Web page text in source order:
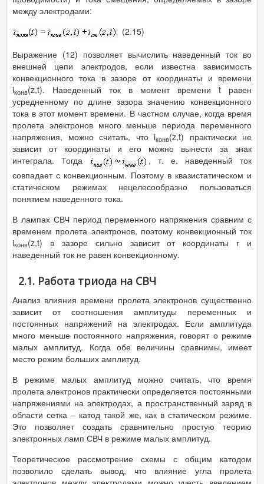
между электродами:
(2.15)
Выражение (12) позволяет вычислить наведенный ток во
внешней цепи электродов, если известна зависимость
конвекционного тока в зазоре от координаты и времени
iконв(z,t). Наведенный ток в момент времени t равен
усредненному по длине зазора значению конвекционного
тока в этот момент времени. В частном случае, когда время
пролета электронов много меньше периода переменного
напряжения, можно считать, что iконв(z,t) практически не
зависит от координаты и его можно вынести за знак
интеграла. Тогда
, т. е. наведенный ток
совпадает с конвекционным. Поэтому в квазистатическом и
статическом режимах нецелесообразно пользоваться
понятием наведенного тока.
В лампах СВЧ период переменного напряжения сравним с
временем пролета электронов, поэтому конвекционный ток
iконв(z,t) в зазоре сильно зависит от координаты г и
наведенный ток не равен конвекционному.
2.1. Работа триода на СВЧ
Анализ влияния времени пролета электронов существенно
зависит от соотношения амплитуды переменных и
постоянных напряжений на электродах. Если амплитуда
много меньше постоянного напряжения, говорят о режиме
малых амплитуд. Когда обе величины сравнимы, имеет
место режим больших амплитуд.
В режиме малых амплитуд можно считать, что время
пролета электронов практически определяется постоянными
напряжениями на электродах, а пространственный заряд в
области сетка – катод такой же, как в статическом режиме.
Это позволяет создать сравнительно простую теорию
электронных ламп СВЧ в режиме малых амплитуд.
Теоретическое рассмотрение схемы с общим катодом
позволило сделать вывод, что влияние угла пролета